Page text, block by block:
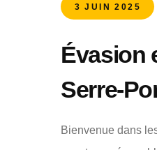
3 JUIN 2025
Évasion
Serre-
Bienvenue dans